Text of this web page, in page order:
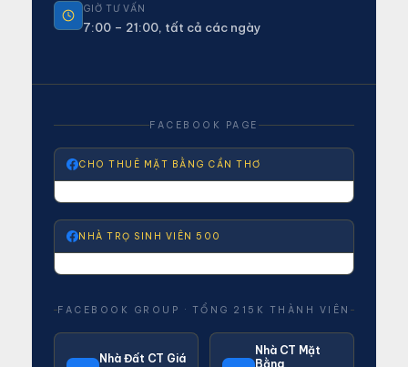
GIỜ TƯ VẤN
7:00 – 21:00, tất cả các ngày
FACEBOOK PAGE
CHO THUÊ MẶT BẰNG CẦN THƠ
NHÀ TRỌ SINH VIÊN 500
FACEBOOK GROUP · TỔNG 215K THÀNH VIÊN
Nhà Đất CT Giá
Nhà CT Mặt
Bằng